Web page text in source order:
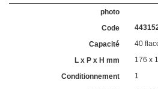
40
176 x
1